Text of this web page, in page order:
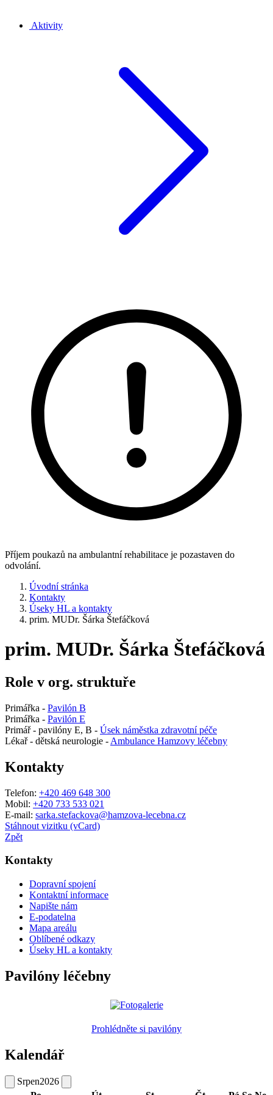
Aktivity
Příjem poukazů na ambulantní rehabilitace je pozastaven do
odvolání.
Úvodní stránka
Kontakty
Úseky HL a kontakty
prim. MUDr. Šárka Štefáčková
prim. MUDr. Šárka Štefáčková
Role v org. struktuře
Primářka - Pavilón B
Primářka - Pavilón E
Primář - pavilóny E, B - Úsek náměstka zdravotní péče
Lékař - dětská neurologie - Ambulance Hamzovy léčebny
Kontakty
Telefon: +420 469 648 300
Mobil: +420 733 533 021
E-mail: sarka.stefackova@hamzova-lecebna.cz
Stáhnout vizitku (vCard)
Zpět
Kontakty
Dopravní spojení
Kontaktní informace
Napište nám
E-podatelna
Mapa areálu
Oblíbené odkazy
Úseky HL a kontakty
Pavilóny léčebny
Prohlédněte si pavilóny
Kalendář
Srpen2026